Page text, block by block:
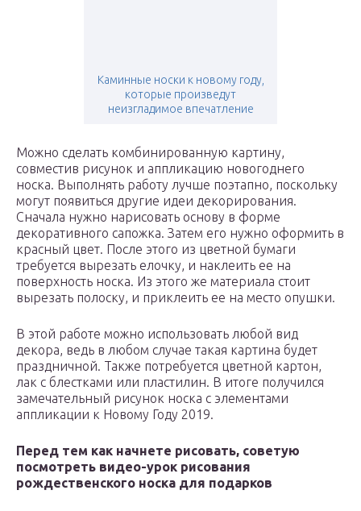
Каминные носки к новому году,
которые произведут
неизгладимое впечатление
Можно сделать комбинированную картину,
совместив рисунок и аппликацию новогоднего
носка. Выполнять работу лучше поэтапно, поскольку
могут появиться другие идеи декорирования.
Сначала нужно нарисовать основу в форме
декоративного сапожка. Затем его нужно оформить в
красный цвет. После этого из цветной бумаги
требуется вырезать елочку, и наклеить ее на
поверхность носка. Из этого же материала стоит
вырезать полоску, и приклеить ее на место опушки.
В этой работе можно использовать любой вид
декора, ведь в любом случае такая картина будет
праздничной. Также потребуется цветной картон,
лак с блестками или пластилин. В итоге получился
замечательный рисунок носка с элементами
аппликации к Новому Году 2019.
Перед тем как начнете рисовать, советую
посмотреть видео-урок рисования
рождественского носка для подарков